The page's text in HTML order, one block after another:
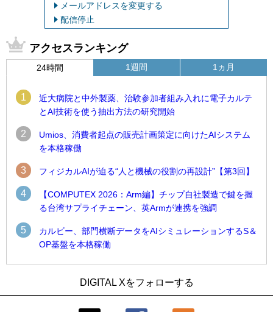
メールアドレスを変更する
配信停止
アクセスランキング
24時間
1
近大病院と中外製薬、治験参加者組み入れに電子カルテ
とAI技術を使う抽出方法の研究開始
2
Umios、消費者起点の販売計画策定に向けたAIシステム
を本格稼働
3 フィジカルAIが迫る“人と機械の役割の再設計”【第3回】
4
【COMPUTEX 2026：Arm編】チップ自社製造で鍵を握
る台湾サプライチェーン、英Armが連携を強調
5
カルビー、部門横断データをAIシミュレーションするS＆
OP基盤を本格稼働
1週間
製造業の現場の暗黙知を組織横断で活用するためのナレッジ
1ヵ月
合基盤を本格稼働
鹿島建設、鋼管柱へのコンクリート充填時の異常を検出する
DIGITAL Xをフォローする